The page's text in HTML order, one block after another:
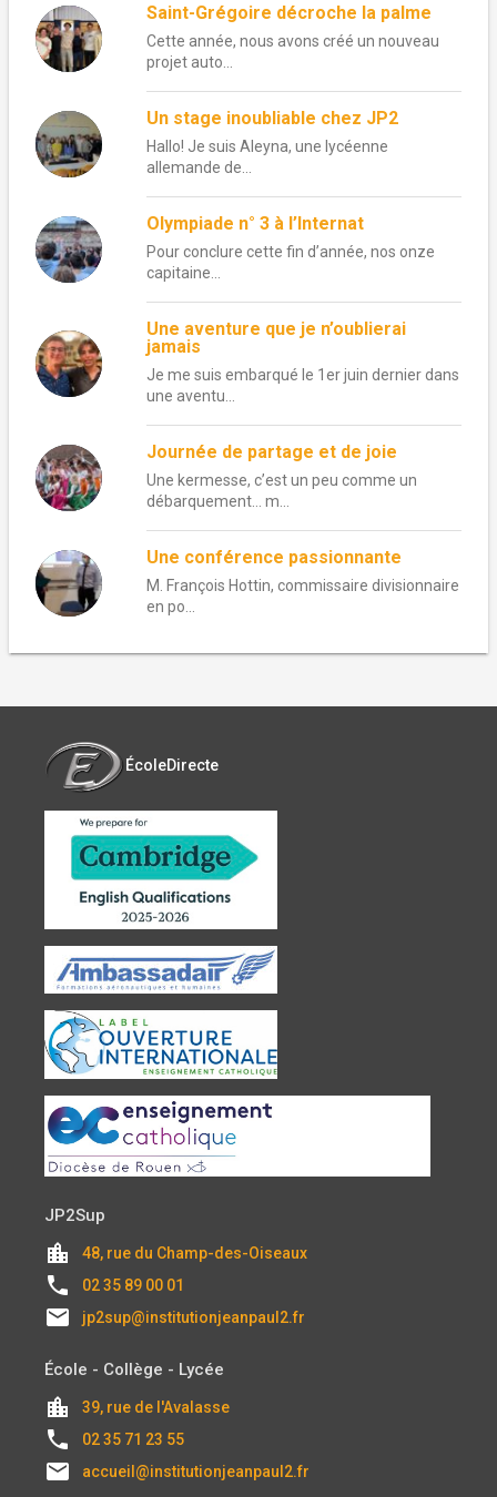
Saint-Grégoire décroche la palme
Cette année, nous avons créé un nouveau
projet auto...
Un stage inoubliable chez JP2
Hallo! Je suis Aleyna, une lycéenne
allemande de...
Olympiade n° 3 à l’Internat
Pour conclure cette fin d’année, nos onze
capitaine...
Une aventure que je n’oublierai
jamais
Je me suis embarqué le 1er juin dernier dans
une aventu...
Journée de partage et de joie
Une kermesse, c’est un peu comme un
débarquement… m...
Une conférence passionnante
M. François Hottin, commissaire divisionnaire
en po...
ÉcoleDirecte
JP2Sup
location_city 48, rue du Champ-des-Oiseaux
local_phone 02 35 89 00 01
email jp2sup@institutionjeanpaul2.fr
École - Collège - Lycée
location_city 39, rue de l'Avalasse
local_phone 02 35 71 23 55
email accueil@institutionjeanpaul2.fr